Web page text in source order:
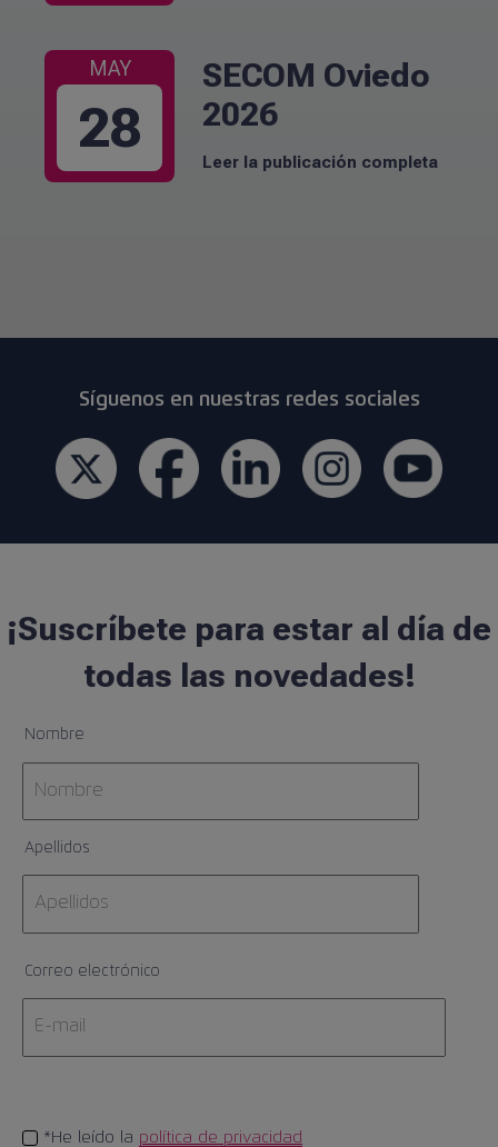
MAY
28
SECOM Oviedo
2026
Leer la publicación completa
Síguenos en nuestras redes sociales
¡Suscríbete para estar al día de
todas las novedades!
Nombre
Apellidos
Correo electrónico
*He leído la política de privacidad